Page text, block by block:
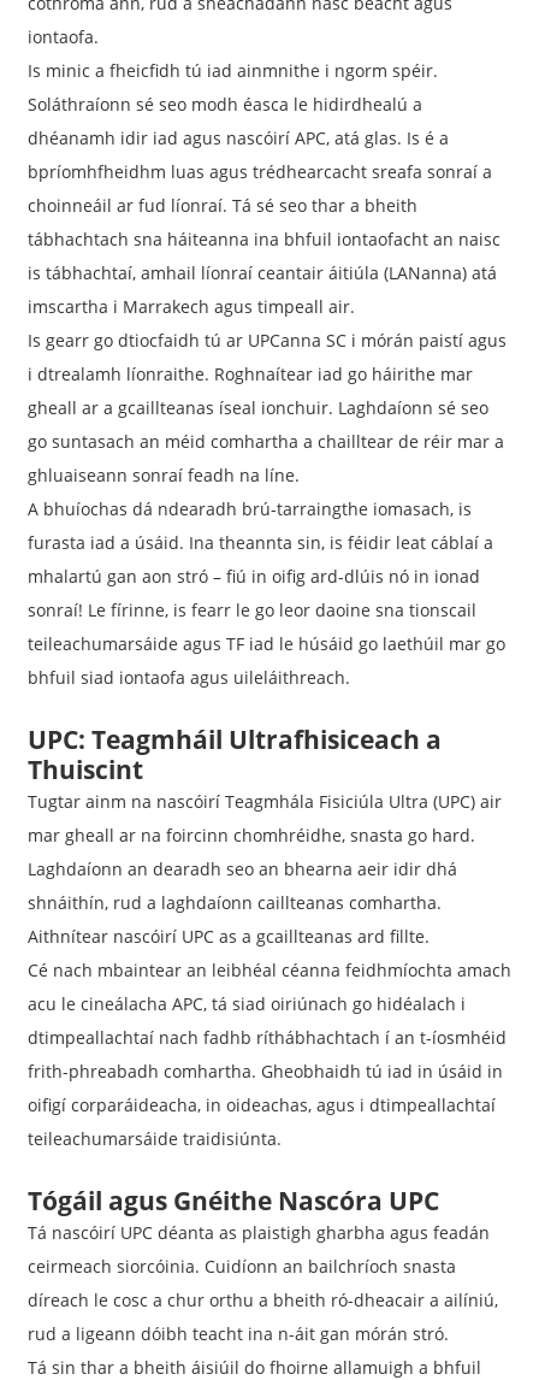
iontaofa.
Is minic a fheicfidh tú iad ainmnithe i ngorm spéir.
Soláthraíonn sé seo modh éasca le hidirdhealú a
dhéanamh idir iad agus nascóirí APC, atá glas. Is é a
bpríomhfheidhm luas agus trédhearcacht sreafa sonraí a
choinneáil ar fud líonraí. Tá sé seo thar a bheith
tábhachtach sna háiteanna ina bhfuil iontaofacht an naisc
is tábhachtaí, amhail líonraí ceantair áitiúla (LANanna) atá
imscartha i Marrakech agus timpeall air.
Is gearr go dtiocfaidh tú ar UPCanna SC i mórán paistí agus
i dtrealamh líonraithe. Roghnaítear iad go háirithe mar
gheall ar a gcaillteanas íseal ionchuir. Laghdaíonn sé seo
go suntasach an méid comhartha a chailltear de réir mar a
ghluaiseann sonraí feadh na líne.
A bhuíochas dá ndearadh brú-tarraingthe iomasach, is
furasta iad a úsáid. Ina theannta sin, is féidir leat cáblaí a
mhalartú gan aon stró – fiú in oifig ard-dlúis nó in ionad
sonraí! Le fírinne, is fearr le go leor daoine sna tionscail
teileachumarsáide agus TF iad le húsáid go laethúil mar go
bhfuil siad iontaofa agus uileláithreach.
UPC: Teagmháil Ultrafhisiceach a
Thuiscint
Tugtar ainm na nascóirí Teagmhála Fisiciúla Ultra (UPC) air
mar gheall ar na foircinn chomhréidhe, snasta go hard.
Laghdaíonn an dearadh seo an bhearna aeir idir dhá
shnáithín, rud a laghdaíonn caillteanas comhartha.
Aithnítear nascóirí UPC as a gcaillteanas ard fillte.
Cé nach mbaintear an leibhéal céanna feidhmíochta amach
acu le cineálacha APC, tá siad oiriúnach go hidéalach i
dtimpeallachtaí nach fadhb ríthábhachtach í an t-íosmhéid
frith-phreabadh comhartha. Gheobhaidh tú iad in úsáid in
oifigí corparáideacha, in oideachas, agus i dtimpeallachtaí
teileachumarsáide traidisiúnta.
Tógáil agus Gnéithe Nascóra UPC
Tá nascóirí UPC déanta as plaistigh gharbha agus feadán
ceirmeach siorcóinia. Cuidíonn an bailchríoch snasta
díreach le cosc ​​a chur orthu a bheith ró-dheacair a ailíniú,
rud a ligeann dóibh teacht ina n-áit gan mórán stró.
Tá sin thar a bheith áisiúil do fhoirne allamuigh a bhfuil